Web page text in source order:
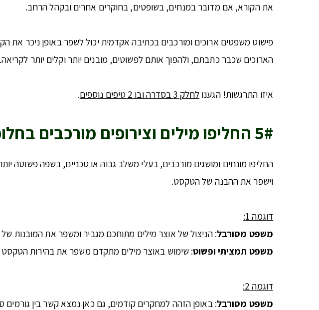
את הקורא, אם מדובר במנחים, בשופטים, בחוקרים אחרים ובקהל הרחב.
פישוט משפטים ארוכים ומורכבים בכתיבה אקדמית יכול לשפר באופן ניכר
הארוכים שכבר כתבתם, ולהפוך אותם לפשוטים, מובנים יותר וקלים יותר
איזו התרגשות! הגענו לחלק 3 בסדרה ובו 2 טיפים נוספים .
5# החליפו מילים וצירופים מורכבים בחלופות פשוטות יותר
החליפו מונחים ומושגים מורכבים, בעלי משלב גבוה או טכניים, בשפה פשוטה
וישפר את ההבנה של הטקסט.
דוגמה 1:
משפט מסורבל: הניצול של אוצר מילים מתוחכם מגביר ומשפר את המובנות
משפט תמציתי ופשוט: שימוש באוצר מילים מתקדם משפר את בהירות הטקסט
דוגמה 2:
משפט מסורבל: באופן הזהה למחקרים קודמים, גם כאן נמצא קשר בין גורמים